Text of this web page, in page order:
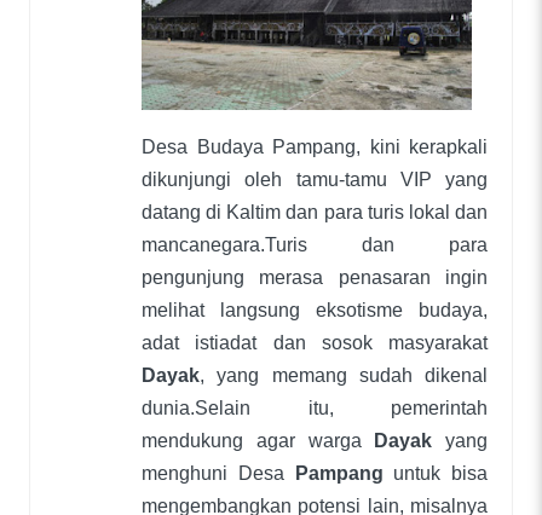
Desa Budaya Pampang, kini kerapkali
dikunjungi oleh tamu-tamu VIP yang
datang di Kaltim dan para turis lokal dan
mancanegara.Turis dan para
pengunjung merasa penasaran ingin
melihat langsung eksotisme budaya,
adat istiadat dan sosok masyarakat
Dayak, yang memang sudah dikenal
dunia.Selain itu, pemerintah
mendukung agar warga
Dayak yang
menghuni Desa
Pampang untuk bisa
mengembangkan potensi lain, misalnya